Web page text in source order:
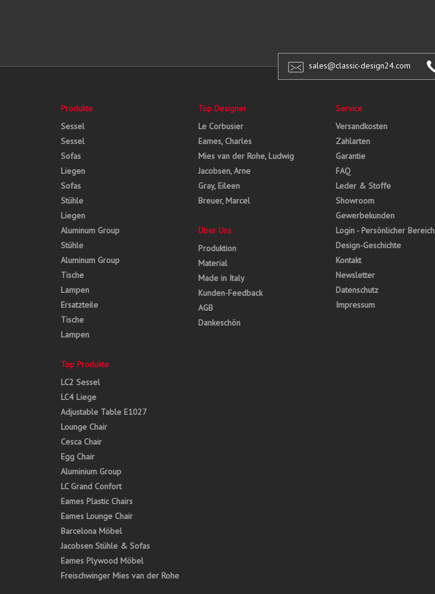
sales@classic-design24.com
Produkte
Sessel
Sessel
Sofas
Liegen
Sofas
Stühle
Liegen
Aluminum Group
Stühle
Aluminum Group
Tische
Lampen
Ersatzteile
Tische
Lampen
Top Produkte
LC2 Sessel
LC4 Liege
Adjustable Table E1027
Lounge Chair
Cesca Chair
Egg Chair
Aluminium Group
LC Grand Confort
Eames Plastic Chairs
Eames Lounge Chair
Barcelona Möbel
Jacobsen Stühle & Sofas
Eames Plywood Möbel
Freischwinger Mies van der Rohe
Top Designer
Le Corbusier
Eames, Charles
Mies van der Rohe, Ludwig
Jacobsen, Arne
Gray, Eileen
Breuer, Marcel
Über Uns
Produktion
Material
Made in Italy
Kunden-Feedback
AGB
Dankeschön
Service
Versandkosten
Zahlarten
Garantie
FAQ
Leder & Stoffe
Showroom
Gewerbekunden
Login - Persönlicher Bereich
Design-Geschichte
Kontakt
Newsletter
Datenschutz
Impressum